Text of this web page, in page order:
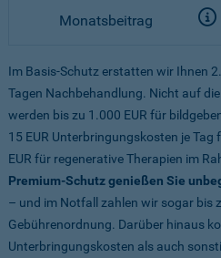
Monatsbeitrag
Im Basis-Schutz erstatten wir Ihnen
Tagen Nachbehandlung. Nicht auf
werden bis zu 1.000 EUR für
15 EUR Unterbringungskosten je Tag
EUR für regenerative Therapien im
Premium-Schutz genießen Sie
– und im Notfall zahlen wir sogar bis
Gebührenordnung. Darüber hinaus
Unterbringungskosten als auch